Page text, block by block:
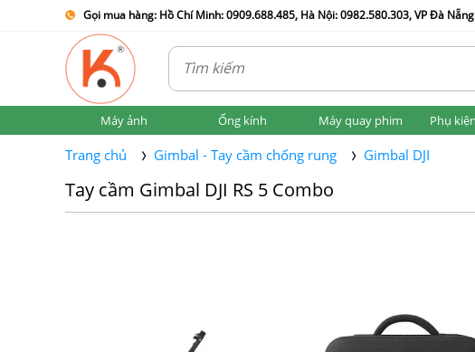
Gọi mua hàng: Hồ Chí Minh: 0909.688.485, Hà Nội: 0982.580.303, VP Đà
Máy ảnh Ống kính Máy quay phim Phụ
Trang chủ Gimbal - Tay cầm chống rung Gimbal DJI
Tay cầm Gimbal DJI RS 5 Combo